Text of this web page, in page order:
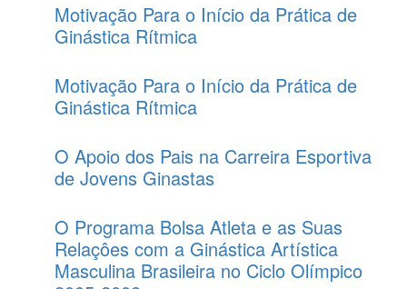
Motivação Para o Início da Prática de
Ginástica Rítmica
Motivação Para o Início da Prática de
Ginástica Rítmica
O Apoio dos Pais na Carreira Esportiva
de Jovens Ginastas
O Programa Bolsa Atleta e as Suas
Relaçôes com a Ginástica Artística
Masculina Brasileira no Ciclo Olímpico